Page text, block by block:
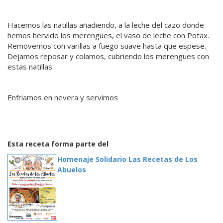
Hacemos las natillas añadiendo, a la leche del cazo donde
hemos hervido los merengues, el vaso de leche con Potax.
Removemos con varillas a fuego suave hasta que espese.
Dejamos reposar y colamos, cubriendo los merengues con
estas natillas
Enfriamos en nevera y servimos
Esta receta forma parte del
Homenaje Solidario Las Recetas de Los
Abuelos